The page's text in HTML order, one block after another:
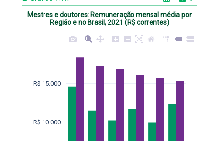
Mestres e doutores: Remuneração mensal média por
Região e no Brasil, 2021 (R$ correntes)
R$ 10.000
R$ 15.000